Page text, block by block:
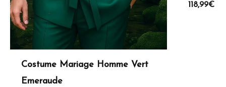
Costume Mariage Homme Vert
Emeraude
118,99€